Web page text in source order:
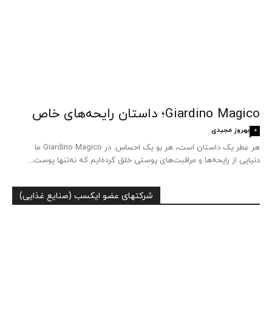
Giardino Magico؛ داستان رایحه‌های خاص
بهروز مجیدی 0
هر عطر یک داستان است، هر بو یک احساس. در Giardino Magico ما
دنیایی از رایحه‌ها و مراقبت‌های پوستی خلق کرده‌ایم که نه‌تنها پوست...
شرکتهای عضو ایکسب (صنایع غذایی)